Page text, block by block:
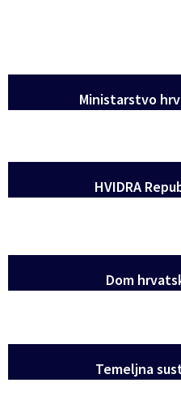
Ministarstvo
HVIDRA
Dom
Temeljna